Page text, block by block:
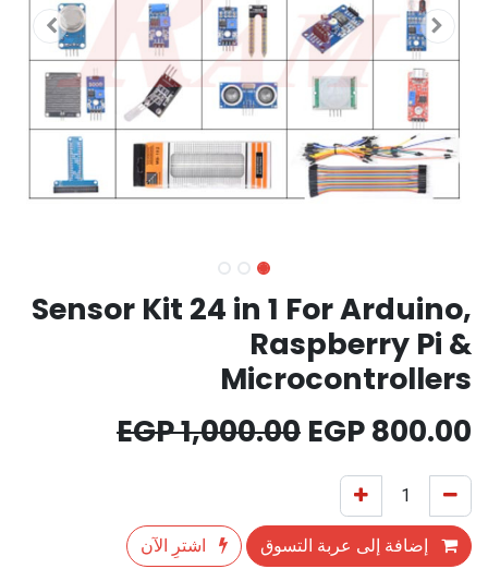
Sensor Kit 24 in 1 For Arduino,
Raspberry Pi &
Microcontrollers
800.00
1,000.00
EGP
إضافة إلى عربة التسوق اشترِ الآن